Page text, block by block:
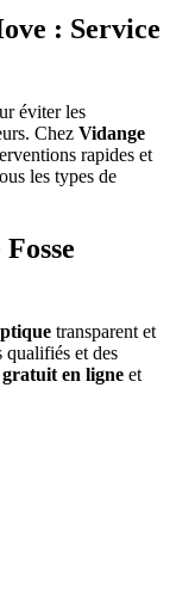
: Service
éviter les
Chez Vidange
rapides et
les types de
transparent et
qualifiés et des
gratuit en ligne et